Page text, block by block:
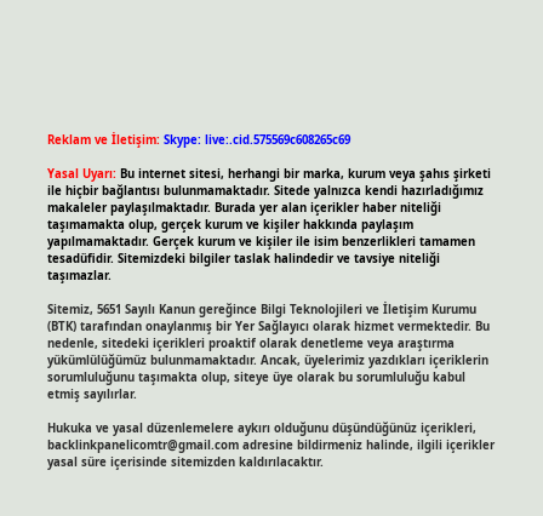
Reklam ve İletişim: Skype: live:.cid.575569c608265c69
Yasal Uyarı: Bu internet sitesi, herhangi bir marka, kurum veya şahıs şirketi
ile hiçbir bağlantısı bulunmamaktadır. Sitede yalnızca kendi hazırladığımız
makaleler paylaşılmaktadır. Burada yer alan içerikler haber niteliği
taşımamakta olup, gerçek kurum ve kişiler hakkında paylaşım
yapılmamaktadır. Gerçek kurum ve kişiler ile isim benzerlikleri tamamen
tesadüfidir. Sitemizdeki bilgiler taslak halindedir ve tavsiye niteliği
taşımazlar.
Sitemiz, 5651 Sayılı Kanun gereğince Bilgi Teknolojileri ve İletişim Kurumu
(BTK) tarafından onaylanmış bir Yer Sağlayıcı olarak hizmet vermektedir. Bu
nedenle, sitedeki içerikleri proaktif olarak denetleme veya araştırma
yükümlülüğümüz bulunmamaktadır. Ancak, üyelerimiz yazdıkları içeriklerin
sorumluluğunu taşımakta olup, siteye üye olarak bu sorumluluğu kabul
etmiş sayılırlar.
Hukuka ve yasal düzenlemelere aykırı olduğunu düşündüğünüz içerikleri,
backlinkpanelicomtr@gmail.comadresine bildirmeniz halinde, ilgili içerikler
yasal süre içerisinde sitemizden kaldırılacaktır.